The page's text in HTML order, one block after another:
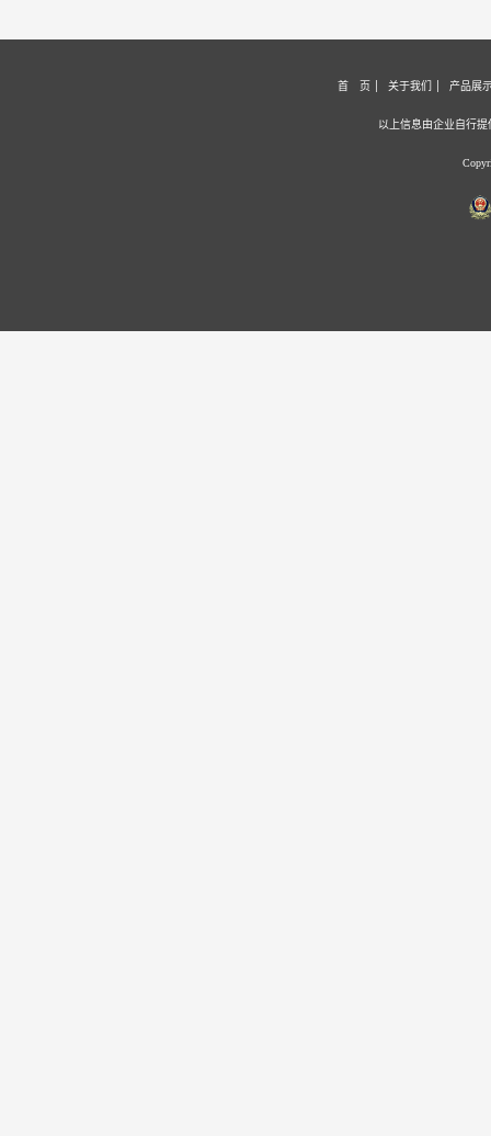
首 页 关于我们 产品展
以上信息由企业自行